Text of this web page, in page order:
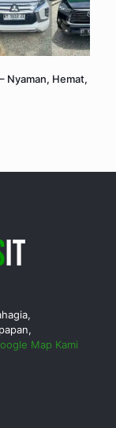
Nyaman, Hemat,
Map Kami